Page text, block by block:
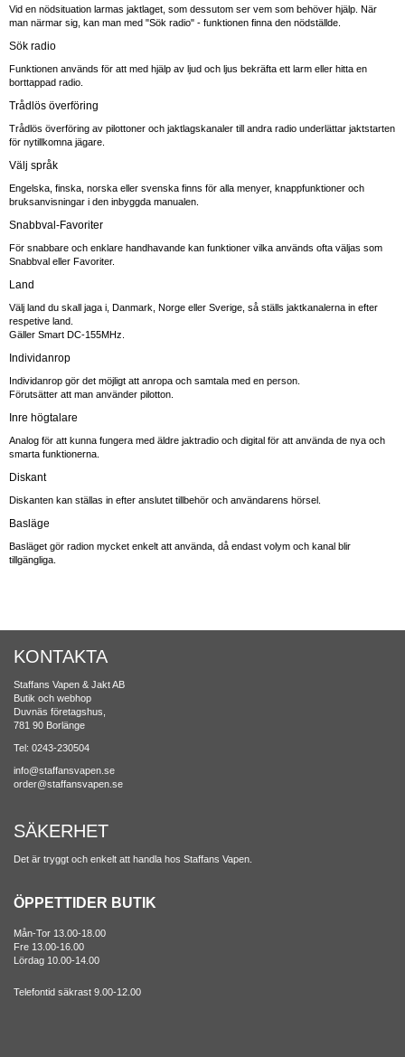
Vid en nödsituation larmas jaktlaget, som dessutom ser vem som behöver hjälp. När
man närmar sig, kan man med "Sök radio" - funktionen finna den nödställde.
Sök radio
Funktionen används för att med hjälp av ljud och ljus bekräfta ett larm eller hitta en
borttappad radio.
Trådlös överföring
Trådlös överföring av pilottoner och jaktlagskanaler till andra radio underlättar jaktstarten
för nytillkomna jägare.
Välj språk
Engelska, finska, norska eller svenska finns för alla menyer, knappfunktioner och
bruksanvisningar i den inbyggda manualen.
Snabbval-Favoriter
För snabbare och enklare handhavande kan funktioner vilka används ofta väljas som
Snabbval eller Favoriter.
Land
Välj land du skall jaga i, Danmark, Norge eller Sverige, så ställs jaktkanalerna in efter
respetive land.
Gäller Smart DC-155MHz.
Individanrop
Individanrop gör det möjligt att anropa och samtala med en person.
Förutsätter att man använder pilotton.
Inre högtalare
Analog för att kunna fungera med äldre jaktradio och digital för att använda de nya och
smarta funktionerna.
Diskant
Diskanten kan ställas in efter anslutet tillbehör och användarens hörsel.
Basläge
Basläget gör radion mycket enkelt att använda, då endast volym och kanal blir
tillgängliga.
KONTAKTA
Staffans Vapen & Jakt AB
Butik och webhop
Duvnäs företagshus,
781 90 Borlänge
Tel: 0243-230504
info@staffansvapen.se
order@staffansvapen.se
SÄKERHET
Det är tryggt och enkelt att handla hos Staffans Vapen.
ÖPPETTIDER BUTIK
Mån-Tor 13.00-18.00
Fre 13.00-16.00
Lördag 10.00-14.00
Telefontid säkrast 9.00-12.00